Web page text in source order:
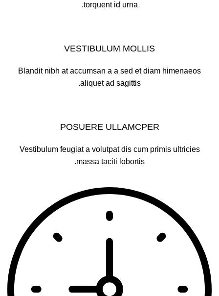
torquent id urna.
VESTIBULUM MOLLIS
Blandit nibh at accumsan a a sed et diam himenaeos
aliquet ad sagittis.
POSUERE ULLAMCPER
Vestibulum feugiat a volutpat dis cum primis ultricies
massa taciti lobortis.